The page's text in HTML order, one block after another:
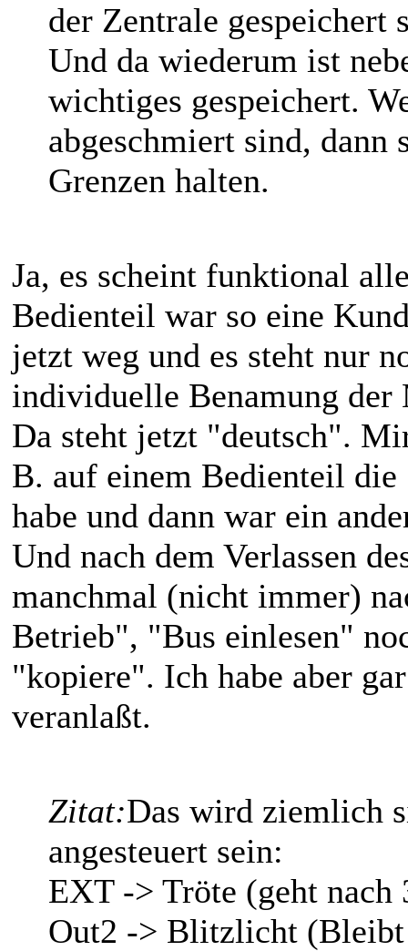
der Zentrale gespeichert
Und da wiederum ist
wichtiges gespeichert.
abgeschmiert sind, dann
Grenzen halten.
Ja, es scheint funktional
Bedienteil war so eine
jetzt weg und es steht nur
individuelle Benamung der
Da steht jetzt "deutsch".
B. auf einem Bedienteil
habe und dann war ein
Und nach dem Verlassen
manchmal (nicht immer)
Betrieb", "Bus einlesen"
"kopiere". Ich habe aber
veranlaßt.
Zitat:Das wird ziemlich
angesteuert sein:
EXT -> Tröte (geht
Out2 -> Blitzlicht (Bleibt